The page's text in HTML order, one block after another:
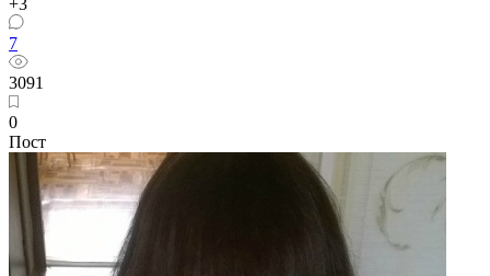
7
3091
0
Пост